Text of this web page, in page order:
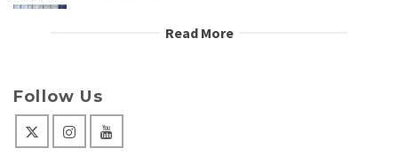
Read More
Follow Us